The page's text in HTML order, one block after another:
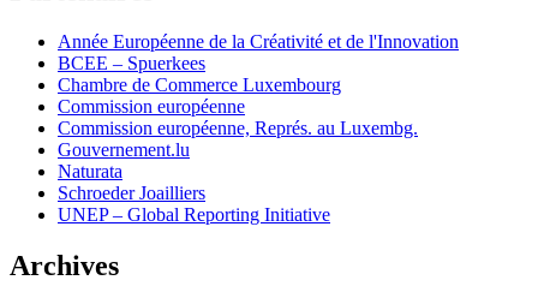
Année Européenne de la Créativité et de l'Innovation
BCEE – Spuerkees
Chambre de Commerce Luxembourg
Commission européenne
Commission européenne, Représ. au Luxembg.
Gouvernement.lu
Naturata
Schroeder Joailliers
UNEP – Global Reporting Initiative
Archives